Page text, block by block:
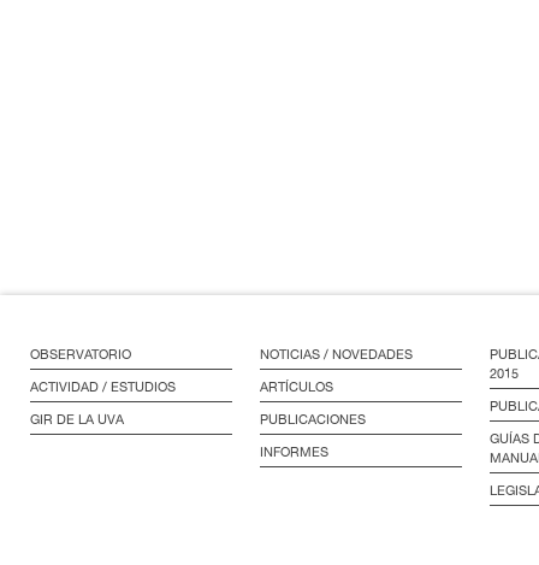
OBSERVATORIO
ACTIVIDAD / ESTUDIOS
GIR DE LA UVA
NOTICIAS / NOVEDADES
ARTÍCULOS
PUBLICACIONES
INFORMES
2015
GUÍAS